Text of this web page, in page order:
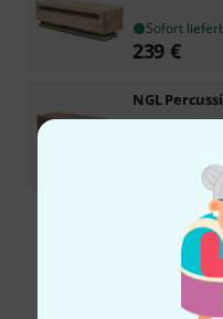
Sofort
239 €
NGL
Alle